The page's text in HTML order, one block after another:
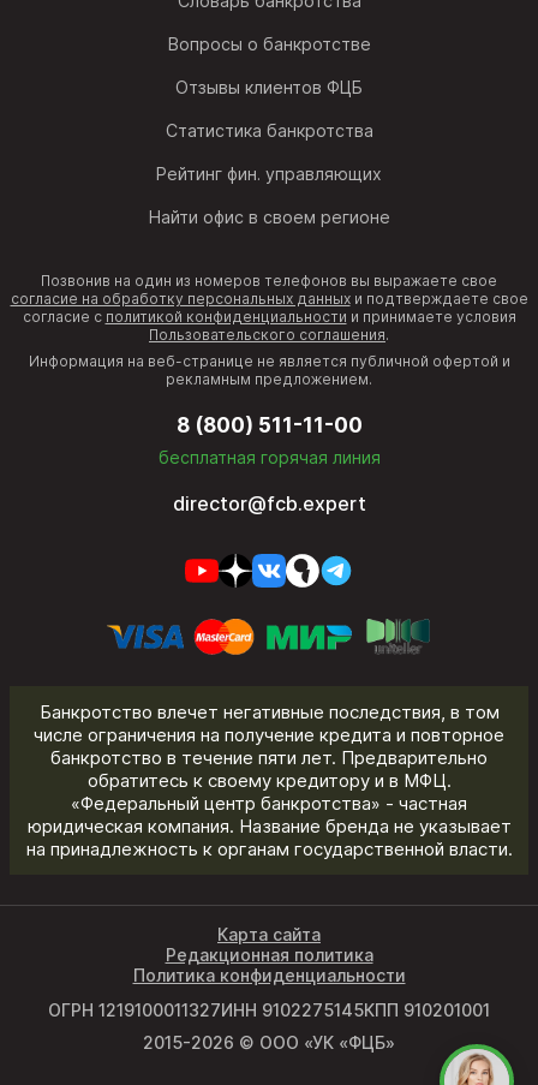
Вопросы о банкротстве
Отзывы клиентов ФЦБ
Статистика банкротства
Рейтинг фин. управляющих
Найти офис в своем регионе
Позвонив на один из номеров телефонов вы выражаете свое
согласие на обработку персональных данныхи подтверждаете свое
согласие с политикой конфиденциальности и принимаете условия
Пользовательского соглашения.
Информация на веб-странице не является публичной офертой и
рекламным предложением.
8 (800) 511-11-00
бесплатная горячая линия
director@fcb.expert
Банкротство влечет негативные последствия, в том
числе ограничения на получение кредита и повторное
банкротство в течение пяти лет. Предварительно
обратитесь к своему кредитору и в МФЦ.
«Федеральный центр банкротства» - частная
юридическая компания. Название бренда не указывает
на принадлежность к органам государственной власти.
ОГРН 1219100011327ИНН 9102275145КПП 910201001
2015-2026 © ООО «УК «ФЦБ»
Карта сайта
Редакционная политика
Политика конфиденциальности